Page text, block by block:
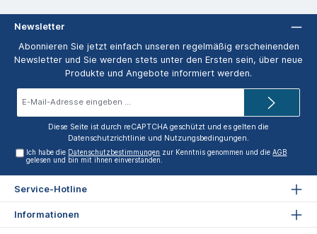
Newsletter
Abonnieren Sie jetzt einfach unseren regelmäßig erscheinenden
Newsletter und Sie werden stets unter den Ersten sein, über neue
Produkte und Angebote informiert werden.
Diese Seite ist durch reCAPTCHA geschützt und es gelten die
Datenschutzrichtlinie und Nutzungsbedingungen.
Ich habe die Datenschutzbestimmungen zur Kenntnis genommen und dieAGB
gelesen und bin mit ihnen einverstanden.
Service-Hotline
Informationen